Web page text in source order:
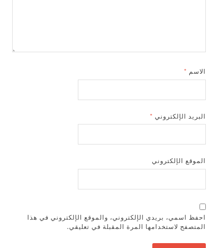
الاسم *
البريد الإلكتروني *
الموقع الإلكتروني
احفظ اسمي، بريدي الإلكتروني، والموقع الإلكتروني في هذا
المتصفح لاستخدامها المرة المقبلة في تعليقي.